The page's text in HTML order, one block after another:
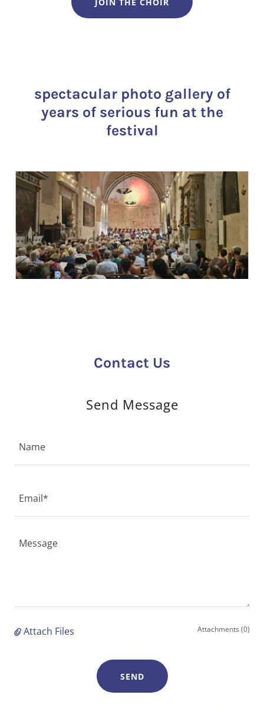
spectacular photo gallery of
years of serious fun at the
festival
Contact Us
Send Message
Name
Email*
Attach Files Attachments (0)
SEND